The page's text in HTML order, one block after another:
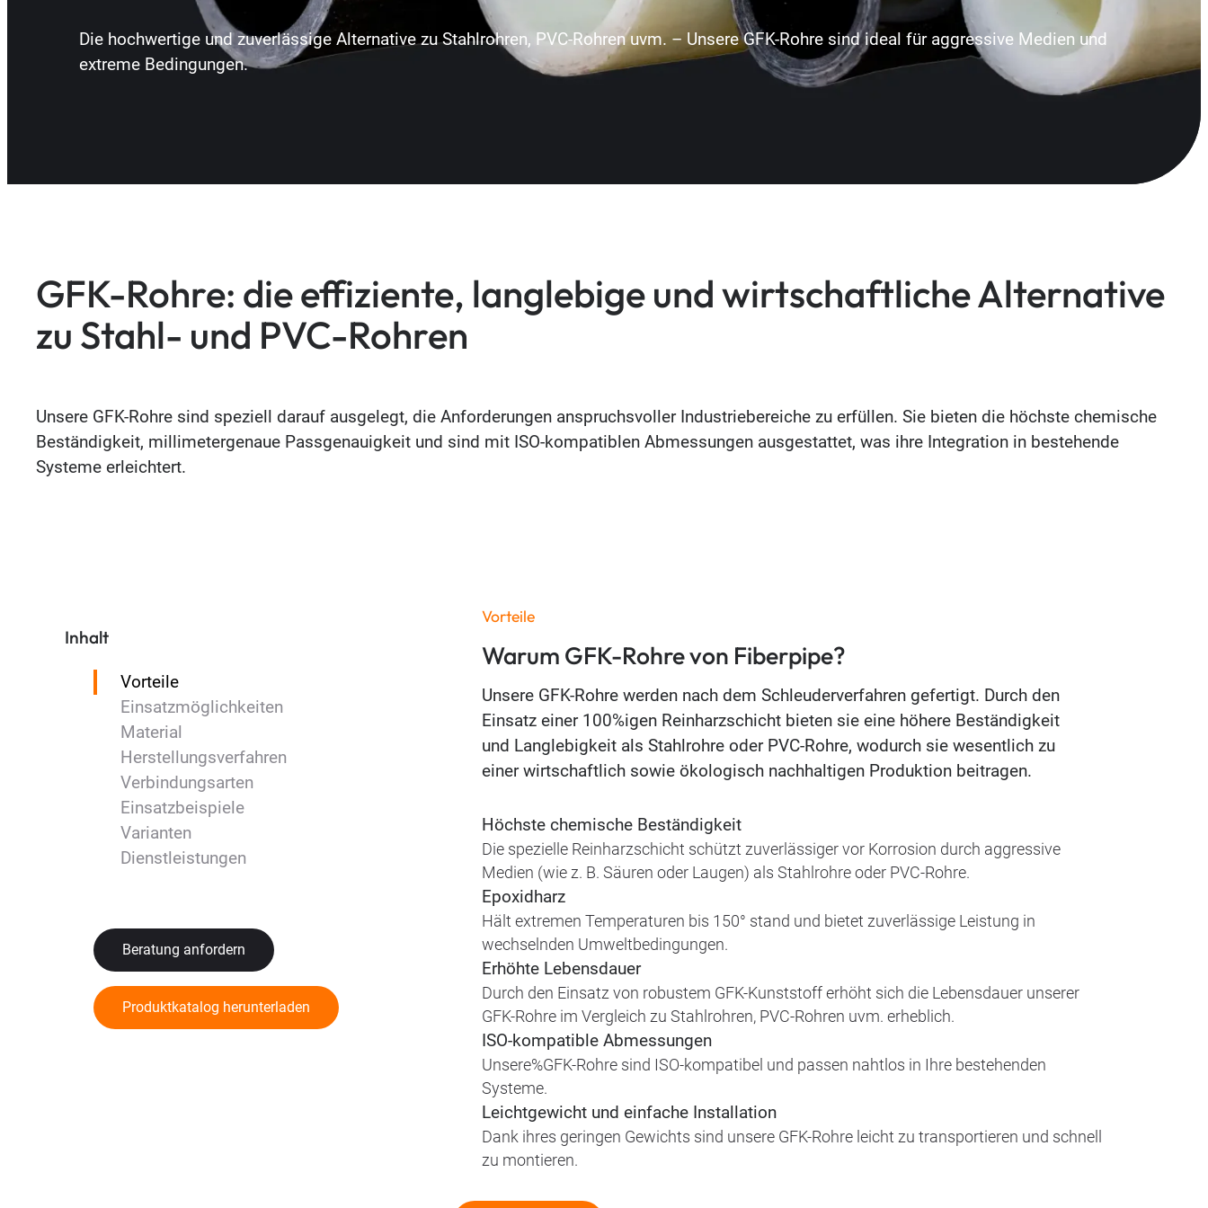
Die hochwertige und zuverlässige Alternative zu Stahlrohren, PVC-Rohren uvm. – Unsere GFK-Rohre sind ideal für aggressive Medien und
extreme Bedingungen.
GFK-Rohre: die effiziente, langlebige und wirtschaftliche Alternative
zu Stahl- und PVC-Rohren
Unsere GFK-Rohre sind speziell darauf ausgelegt, die Anforderungen anspruchsvoller Industriebereiche zu erfüllen. Sie bieten die höchste chemische
Beständigkeit, millimetergenaue Passgenauigkeit und sind mit ISO-kompatiblen Abmessungen ausgestattet, was ihre Integration in bestehende
Systeme erleichtert.
Inhalt
Vorteile
Einsatzmöglichkeiten
Material
Herstellungsverfahren
Verbindungsarten
Einsatzbeispiele
Varianten
Dienstleistungen
Beratung anfordern
Produktkatalog herunterladen
Vorteile
Warum GFK-Rohre von Fiberpipe?
Unsere GFK-Rohre werden nach dem Schleuderverfahren gefertigt. Durch den
Einsatz einer 100%igen Reinharzschicht bieten sie eine höhere Beständigkeit
und Langlebigkeit als Stahlrohre oder PVC-Rohre, wodurch sie wesentlich zu
einer wirtschaftlich sowie ökologisch nachhaltigen Produktion beitragen.
Höchste chemische Beständigkeit
Die spezielle Reinharzschicht schützt zuverlässiger vor Korrosion durch aggressive
Medien (wie z. B. Säuren oder Laugen) als Stahlrohre oder PVC-Rohre.
Epoxidharz
Hält extremen Temperaturen bis 150° stand und bietet zuverlässige Leistung in
wechselnden Umweltbedingungen.
Erhöhte Lebensdauer
Durch den Einsatz von robustem GFK-Kunststoff erhöht sich die Lebensdauer unserer
GFK-Rohre im Vergleich zu Stahlrohren, PVC-Rohren uvm. erheblich.
ISO-kompatible Abmessungen
Unsere%GFK-Rohre sind ISO-kompatibel und passen nahtlos in Ihre bestehenden
Systeme.
Leichtgewicht und einfache Installation
Dank ihres geringen Gewichts sind unsere GFK-Rohre leicht zu transportieren und schnell
zu montieren.